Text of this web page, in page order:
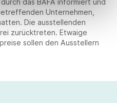
das BAFA informiert und
Unternehmen,
Die ausstellenden
zurücktreten. Etwaige
sollen den Ausstellern